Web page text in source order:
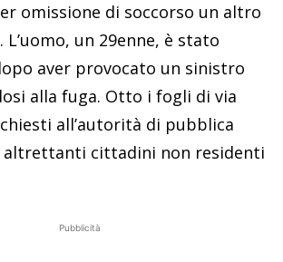
omissione di soccorso un altro
un 29enne, è stato
aver provocato un sinistro
alla fuga. Otto i fogli di via
all’autorità di pubblica
altrettanti cittadini non residenti
Pubblicità